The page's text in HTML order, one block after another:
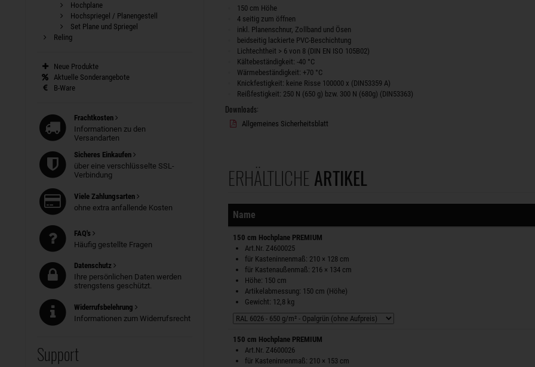
150 cm Höhe
4 seitig zum öffnen
inkl. Planenschnur, Zollband und Ösen
beidseitig lackierte PVC-Beschichtung
Lichtechtheit > 6 von 8 (DIN EN ISO 105B02)
Kältebeständigkeit: -40 °C
Wärmebeständigkeit: +70 °C
Knickfestigkeit: keine Risse 100000 x (DIN53359 A)
Reißfestigkeit: 250 N (650 g) bzw. 300 N (680g) (DIN53363)
Downloads:
Allgemeines Sicherheitsblatt
ERHÄLTLICHE ARTIKEL
Sortierung
Name
150 cm Hochplane PREMIUM
Art.Nr. Z4600025
für Kasteninnenmaß: 210 × 128 cm
für Kastenaußenmaß: 216 × 134 cm
Höhe: 150 cm
Artikelabmessung: 150 cm (Höhe)
Gewicht: 12,8 kg
150 cm Hochplane PREMIUM
Art.Nr. Z4600026
für Kasteninnenmaß: 210 × 153 cm
Hochplane
Hochspriegel / Planengestell
Set Plane und Spriegel
Reling
Neue Produkte
Aktuelle Sonderangebote
B-Ware
Frachtkosten
Informationen zu den
Versandarten
Sicheres Einkaufen
über eine verschlüsselte SSL-
Verbindung
Viele Zahlungsarten
ohne extra anfallende Kosten
FAQ's
Häufig gestellte Fragen
Datenschutz
Ihre persönlichen Daten werden
strengstens geschützt.
Widerrufsbelehrung
Informationen zum Widerrufsrecht
Support